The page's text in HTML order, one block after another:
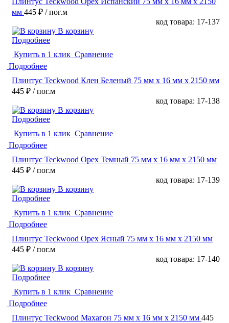
мм 445 ₽ / пог.м
код товара: 17-137
В корзину
Подробнее
Купить в 1 клик Сравнение
Подробнее
Плинтус Teckwood Клен Беленый 75 мм х 16 мм х 2150 мм
445 ₽ / пог.м
код товара: 17-138
В корзину
Подробнее
Купить в 1 клик Сравнение
Подробнее
Плинтус Teckwood Орех Темный 75 мм х 16 мм х 2150 мм
445 ₽ / пог.м
код товара: 17-139
В корзину
Подробнее
Купить в 1 клик Сравнение
Подробнее
Плинтус Teckwood Орех Ясный 75 мм х 16 мм х 2150 мм
445 ₽ / пог.м
код товара: 17-140
В корзину
Подробнее
Купить в 1 клик Сравнение
Подробнее
Плинтус Teckwood Махагон 75 мм х 16 мм х 2150 мм 445